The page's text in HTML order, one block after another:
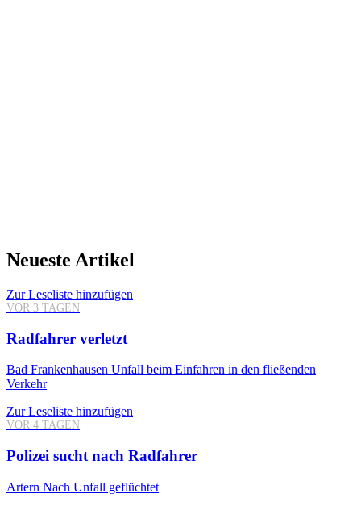
Neueste Artikel
Zur Leseliste hinzufügen
VOR 3 TAGEN
Radfahrer verletzt
Bad Frankenhausen Unfall beim Einfahren in den fließenden
Verkehr
Zur Leseliste hinzufügen
VOR 4 TAGEN
Polizei sucht nach Radfahrer
Artern Nach Unfall geflüchtet